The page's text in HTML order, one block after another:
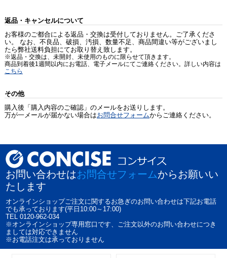
返品・キャンセルについて
お客様のご都合による返品・交換は受付しておりません。ご了承くださ
い。 なお、不良品、破損、汚損、数量不足、商品間違い等がございまし
たら弊社送料負担にてお取り替え致します。
※返品・交換は、未開封、未使用のものに限らせて頂きます。
商品到着後1週間以内にお電話、電子メールにてご連絡ください。詳しい内容は
こちら
その他
購入後「購入内容のご確認」のメールをお送りします。
万が一メールが届かない場合はお問合せフォームからご連絡ください。
お問い合わせはお問合せフォームからお願いい
たします
オンラインショップご注文に関するお急ぎのお問い合わせは下記お電話
でも承っております(平日10:00～17:00)
TEL 0120-962-034
※オンラインショップ専用窓口です、ご注文以外のお問い合わせにつき
ましては対応できません
※お電話注文は承っておりません